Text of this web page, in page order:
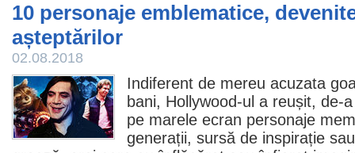
10 personaje emblematice,
așteptărilor
02.08.2018
Indiferent de mereu acuzata
bani, Hollywood-ul a reușit, de-
pe marele ecran personaje
generații, sursă de inspirație